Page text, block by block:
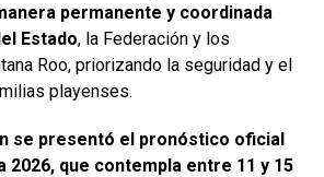
permanente y coordinada
Estado, la Federación y los
Roo, priorizando la seguridad y el
playenses.
se presentó el pronóstico oficial
2026, que contempla entre 11 y 15